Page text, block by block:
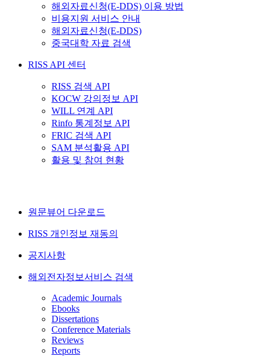
해외자료신청(E-DDS) 이용 방법
비용지원 서비스 안내
해외자료신청(E-DDS)
중국대학 자료 검색
RISS API 센터
RISS 검색 API
KOCW 강의정보 API
WILL 연계 API
Rinfo 통계정보 API
FRIC 검색 API
SAM 분석활용 API
활용 및 참여 현황
원문뷰어 다운로드
RISS 개인정보 재동의
공지사항
해외전자정보서비스 검색
Academic Journals
Ebooks
Dissertations
Conference Materials
Reviews
Reports